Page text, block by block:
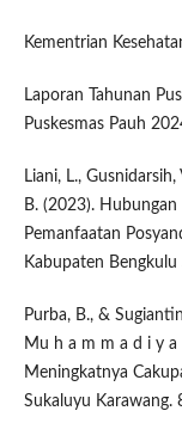
Kementrian
Laporan Tahunan
Puskesmas Pauh
Liani, L.,
B. (2023).
Pemanfaatan
Kabupaten
Purba, B., &
Mu h a m m a d i y a
Meningkatnya
Sukaluyu Karawang.